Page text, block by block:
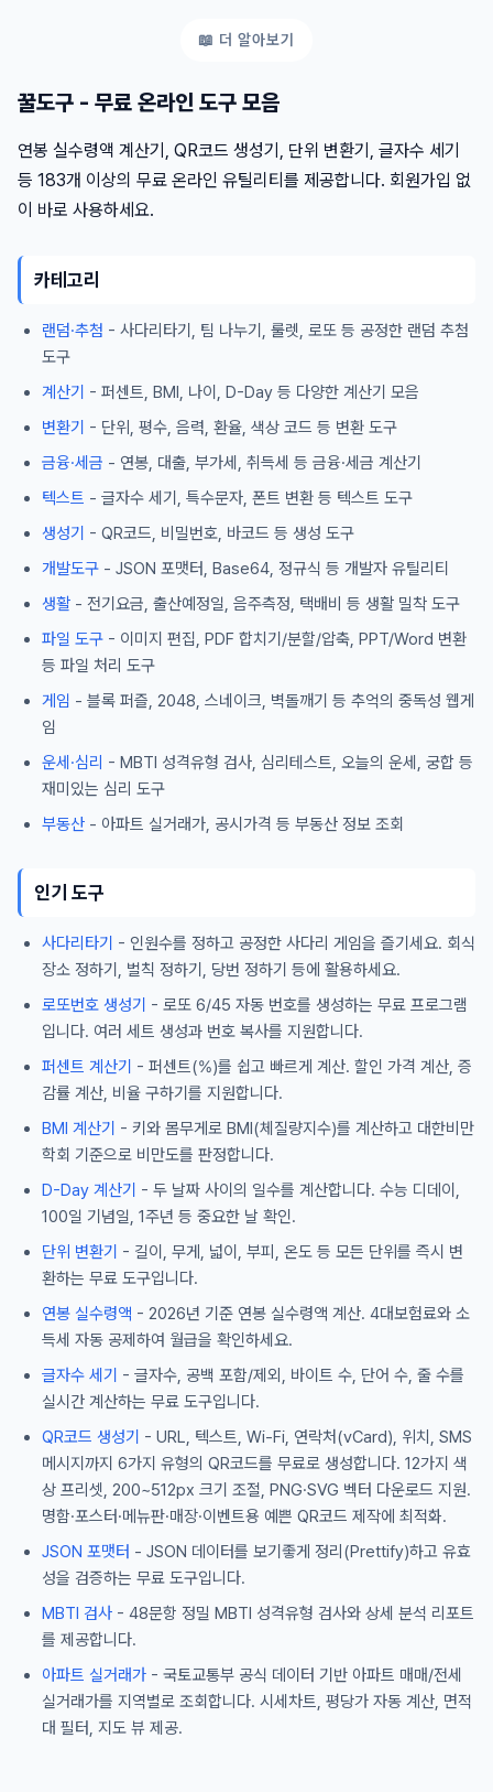
꿀도구 - 무료 온라인 도구 모음
연봉 실수령액 계산기, QR코드 생성기, 단위 변환기, 글자수 세기
등 183개 이상의 무료 온라인 유틸리티를 제공합니다. 회원가입 없
이 바로 사용하세요.
카테고리
랜덤·추첨 - 사다리타기, 팀 나누기, 룰렛, 로또 등 공정한 랜덤 추첨
도구
계산기 - 퍼센트, BMI, 나이, D-Day 등 다양한 계산기 모음
변환기 - 단위, 평수, 음력, 환율, 색상 코드 등 변환 도구
금융·세금 - 연봉, 대출, 부가세, 취득세 등 금융·세금 계산기
텍스트 - 글자수 세기, 특수문자, 폰트 변환 등 텍스트 도구
생성기 - QR코드, 비밀번호, 바코드 등 생성 도구
개발도구 - JSON 포맷터, Base64, 정규식 등 개발자 유틸리티
생활 - 전기요금, 출산예정일, 음주측정, 택배비 등 생활 밀착 도구
파일 도구 - 이미지 편집, PDF 합치기/분할/압축, PPT/Word 변환
등 파일 처리 도구
게임 - 블록 퍼즐, 2048, 스네이크, 벽돌깨기 등 추억의 중독성 웹게
임
운세·심리 - MBTI 성격유형 검사, 심리테스트, 오늘의 운세, 궁합 등
재미있는 심리 도구
부동산 - 아파트 실거래가, 공시가격 등 부동산 정보 조회
인기 도구
사다리타기 - 인원수를 정하고 공정한 사다리 게임을 즐기세요. 회식
장소 정하기, 벌칙 정하기, 당번 정하기 등에 활용하세요.
로또번호 생성기 - 로또 6/45 자동 번호를 생성하는 무료 프로그램
입니다. 여러 세트 생성과 번호 복사를 지원합니다.
퍼센트 계산기 - 퍼센트(%)를 쉽고 빠르게 계산. 할인 가격 계산, 증
감률 계산, 비율 구하기를 지원합니다.
BMI 계산기 - 키와 몸무게로 BMI(체질량지수)를 계산하고 대한비만
학회 기준으로 비만도를 판정합니다.
D-Day 계산기 - 두 날짜 사이의 일수를 계산합니다. 수능 디데이,
100일 기념일, 1주년 등 중요한 날 확인.
단위 변환기 - 길이, 무게, 넓이, 부피, 온도 등 모든 단위를 즉시 변
환하는 무료 도구입니다.
연봉 실수령액 - 2026년 기준 연봉 실수령액 계산. 4대보험료와 소
득세 자동 공제하여 월급을 확인하세요.
글자수 세기 - 글자수, 공백 포함/제외, 바이트 수, 단어 수, 줄 수를
실시간 계산하는 무료 도구입니다.
QR코드 생성기 - URL, 텍스트, Wi-Fi, 연락처(vCard), 위치, SMS
메시지까지 6가지 유형의 QR코드를 무료로 생성합니다. 12가지 색
상 프리셋, 200~512px 크기 조절, PNG·SVG 벡터 다운로드 지원.
명함·포스터·메뉴판·매장·이벤트용 예쁜 QR코드 제작에 최적화.
JSON 포맷터 - JSON 데이터를 보기좋게 정리(Prettify)하고 유효
성을 검증하는 무료 도구입니다.
MBTI 검사 - 48문항 정밀 MBTI 성격유형 검사와 상세 분석 리포트
를 제공합니다.
아파트 실거래가 - 국토교통부 공식 데이터 기반 아파트 매매/전세
실거래가를 지역별로 조회합니다. 시세차트, 평당가 자동 계산, 면적
대 필터, 지도 뷰 제공.